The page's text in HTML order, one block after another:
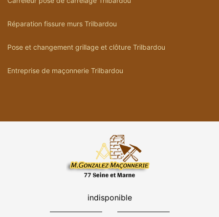
Réparation fissure murs Trilbardou
Pose et changement grillage et clôture Trilbardou
Entreprise de maçonnerie Trilbardou
indisponible